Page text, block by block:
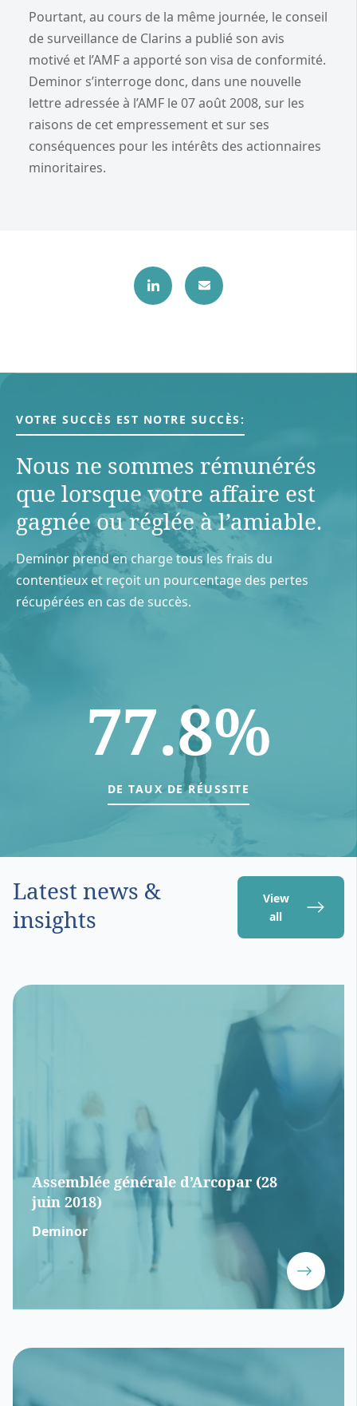
Pourtant, au cours de la même journée, le conseil
de surveillance de Clarins a publié son avis
motivé et l’AMF a apporté son visa de conformité.
Deminor s’interroge donc, dans une nouvelle
lettre adressée à l’AMF le 07 août 2008, sur les
raisons de cet empressement et sur ses
conséquences pour les intérêts des actionnaires
minoritaires.
VOTRE SUCCÈS EST NOTRE SUCCÈS:
Nous ne sommes rémunérés
que lorsque votre aﬀaire est
gagnée ou réglée à l’amiable.
Deminor prend en charge tous les frais du
contentieux et reçoit un pourcentage des pertes
récupérées en cas de succès.
77.8%
DE TAUX DE RÉUSSITE
Latest news &
insights
View
all
Assemblée générale d’Arcopar (28
juin 2018)
Deminor